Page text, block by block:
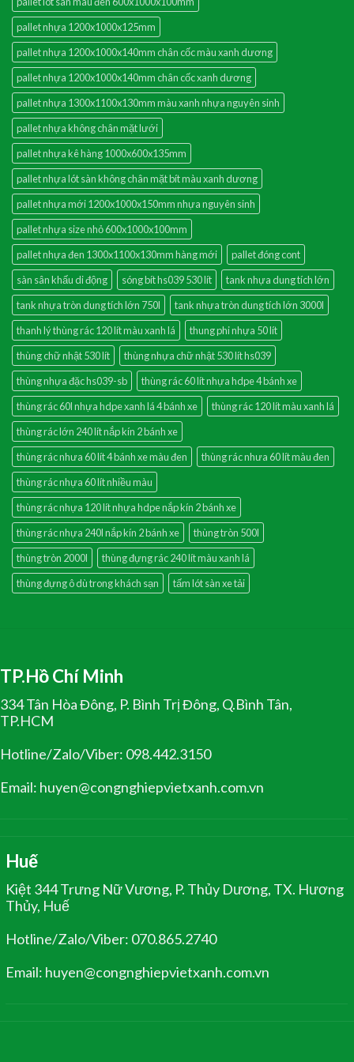
pallet nhựa 1200x1000x125mm
pallet nhựa 1200x1000x140mm chân cốc màu xanh dương
pallet nhựa 1200x1000x140mm chân cốc xanh dương
pallet nhựa 1300x1100x130mm màu xanh nhựa nguyên sinh
pallet nhựa không chân mặt lưới
pallet nhựa kê hàng 1000x600x135mm
pallet nhựa lót sàn không chân mặt bít màu xanh dương
pallet nhựa mới 1200x1000x150mm nhựa nguyên sinh
pallet nhựa size nhỏ 600x1000x100mm
pallet nhựa đen 1300x1100x130mm hàng mới
pallet đóng cont
sàn sân khấu di động
sóng bít hs039 530 lít
tank nhựa dung tích lớn
tank nhựa tròn dung tích lớn 750l
tank nhựa tròn dung tích lớn 3000l
thanh lý thùng rác 120 lít màu xanh lá
thung phi nhựa 50 lít
thùng chữ nhật 530 lít
thùng nhựa chữ nhật 530 lít hs039
thùng nhựa đặc hs039-sb
thùng rác 60 lít nhựa hdpe 4 bánh xe
thùng rác 60l nhựa hdpe xanh lá 4 bánh xe
thùng rác 120 lít màu xanh lá
thùng rác lớn 240 lít nắp kín 2 bánh xe
thùng rác nhưa 60 lít 4 bánh xe màu đen
thùng rác nhưa 60 lít màu đen
thùng rác nhựa 60 lít nhiều màu
thùng rác nhựa 120 lít nhựa hdpe nắp kín 2 bánh xe
thùng rác nhựa 240l nắp kín 2 bánh xe
thùng tròn 500l
thùng tròn 2000l
thùng đựng rác 240 lít màu xanh lá
thùng đựng ô dù trong khách sạn
tấm lót sàn xe tải
TP.Hồ Chí Minh
334 Tân Hòa Đông, P. Bình Trị Đông, Q.Bình Tân,
TP.HCM
Hotline/Zalo/Viber: 098.442.3150
Email: huyen@congnghiepvietxanh.com.vn
Huế
Kiệt 344 Trưng Nữ Vương, P. Thủy Dương, TX. Hương
Thủy, Huế
Hotline/Zalo/Viber: 070.865.2740
Email: huyen@congnghiepvietxanh.com.vn